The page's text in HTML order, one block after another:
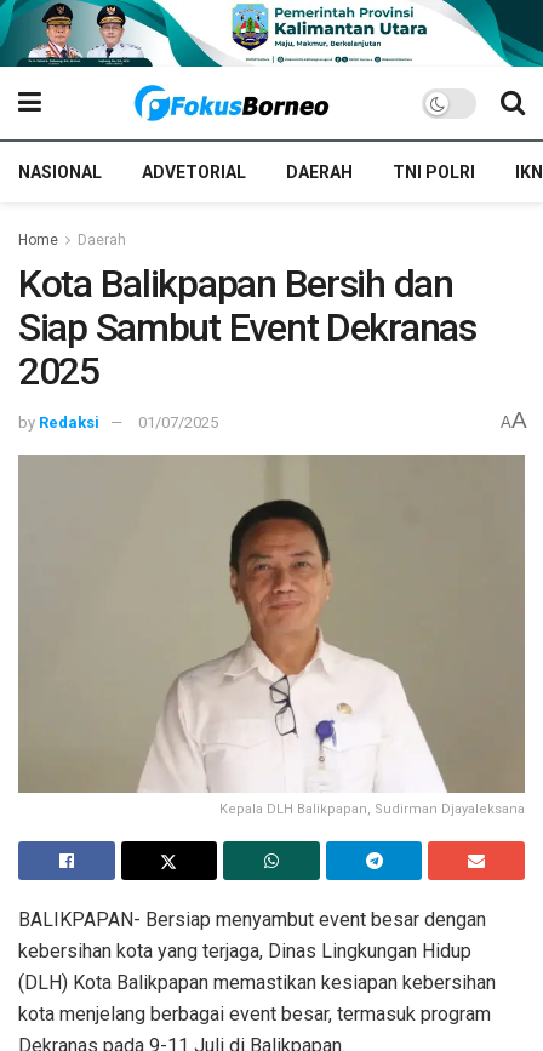
NASIONAL ADVETORIAL DAERAH TNI POLRI IKN
Home Daerah
Kota Balikpapan Bersih dan
Siap Sambut Event Dekranas
2025
by Redaksi 01/07/2025 AA
Kepala DLH Balikpapan, Sudirman Djayaleksana
BALIKPAPAN- Bersiap menyambut event besar dengan
kebersihan kota yang terjaga, Dinas Lingkungan Hidup
(DLH) Kota Balikpapan memastikan kesiapan kebersihan
kota menjelang berbagai event besar, termasuk program
Dekranas pada 9-11 Juli di Balikpapan.